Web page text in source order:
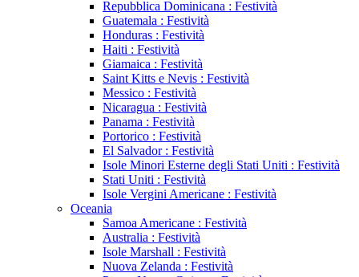
Repubblica Dominicana : Festività
Guatemala : Festività
Honduras : Festività
Haiti : Festività
Giamaica : Festività
Saint Kitts e Nevis : Festività
Messico : Festività
Nicaragua : Festività
Panama : Festività
Portorico : Festività
El Salvador : Festività
Isole Minori Esterne degli Stati Uniti : Festività
Stati Uniti : Festività
Isole Vergini Americane : Festività
Oceania
Samoa Americane : Festività
Australia : Festività
Isole Marshall : Festività
Nuova Zelanda : Festività